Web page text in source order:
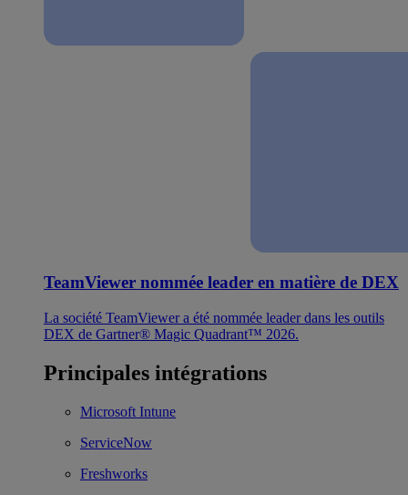
TeamViewer nommée leader en matière de DEX
La société TeamViewer a été nommée leader dans les outils
DEX de Gartner® Magic Quadrant™ 2026.
Principales intégrations
Microsoft Intune
ServiceNow
Freshworks